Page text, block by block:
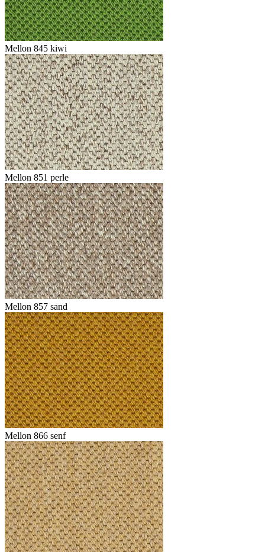
Mellon 845 kiwi
Mellon 851 perle
Mellon 857 sand
Mellon 866 senf